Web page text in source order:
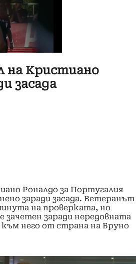
на Кристиано
засада
Роналдо за Португалия
заради засада. Ветеранът
на проверката, но
зачетен заради нередовната
към него от страна на Бруно